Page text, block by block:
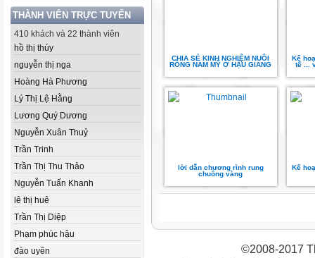
THÀNH VIÊN TRỰC TUYẾN
410 khách và 22 thành viên
hồ thị thúy
nguyễn thị nga
Hoàng Hà Phương
Lý Thị Lệ Hằng
Lương Quý Dương
Nguyễn Xuân Thuỷ
Trần Trinh
Trần Thị Thu Thảo
Nguyễn Tuấn Khanh
lê thị huê
Trần Thị Diệp
Phạm phúc hậu
đào uyên
CHIA SẺ KINH NGHIỆM NUÔI
RỒNG NAM MỸ Ở HẬU GIANG
Kế
tế ...
lời dẫn chương rình rung
chuông vàng
Kế
©2008-2017